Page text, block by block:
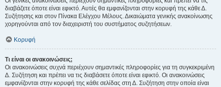
διαβάζετε όποτε είναι εφικτό. Αυτές θα εμφανίζονται στην κορυφή της κάθε Δ.
Συζήτησης και στον Πίνακα Ελέγχου Μέλους. Δικαιώματα γενικής ανακοίνωσης
χορηγούνται από τον διαχειριστή του συστήματος συζητήσεων.
Κορυφή
Τι είναι οι ανακοινώσεις;
Οι ανακοινώσεις συχνά περιέχουν σημαντικές πληροφορίες για τη συγκεκριμένη
Δ. Συζήτηση και πρέπει να τις διαβάσετε όποτε είναι εφικτό. Οι ανακοινώσεις
εμφανίζονται στην κορυφή της κάθε σελίδας στη Δ. Συζήτηση στην οποία είναι